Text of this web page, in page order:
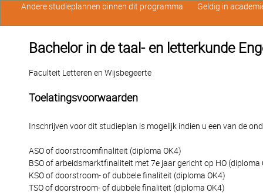
Bachelor in de taal- en letterkunde
Faculteit Letteren en Wijsbegeerte
Toelatingsvoorwaarden
Inschrijven voor dit studieplan is mogelijk indien u een van de
ASO of doorstroomfinaliteit (diploma OK4)
BSO of arbeidsmarktfinaliteit met 7e jaar gericht op HO (diploma
KSO of doorstroom- of dubbele finaliteit (diploma OK4)
TSO of doorstroom- of dubbele finaliteit (diploma OK4)
Andere studieplannen binnen dit programma Geldig in